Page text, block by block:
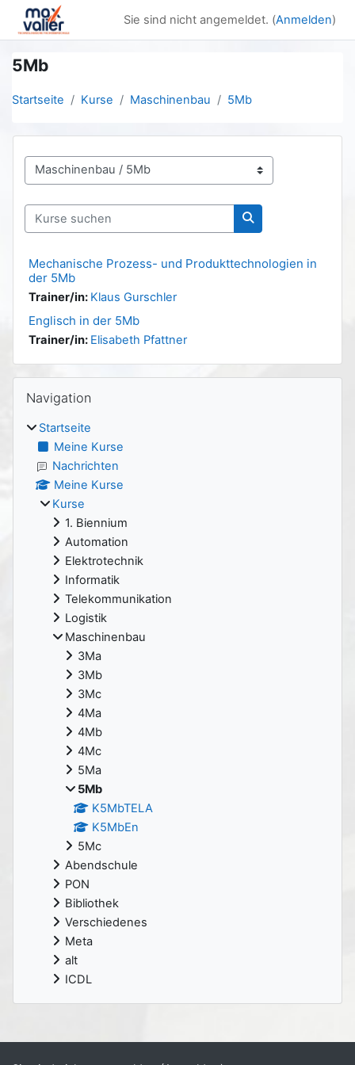
Zum Hauptinhalt
Sie sind nicht angemeldet. (Anmelden)
5Mb
Startseite Kurse Maschinenbau 5Mb
Kursbereiche
Kurse suchen
Kurse suchen
Mechanische Prozess- und Produkttechnologien in
der 5Mb
Trainer/in: Klaus Gurschler
Englisch in der 5Mb
Trainer/in: Elisabeth Pfattner
Blöcke
Navigation
Startseite
Meine Kurse
Nachrichten
Meine Kurse
Kurse
1. Biennium
Automation
Elektrotechnik
Informatik
Telekommunikation
Logistik
Maschinenbau
3Ma
3Mb
3Mc
4Ma
4Mb
4Mc
5Ma
5Mb
K5MbTELA
K5MbEn
5Mc
Abendschule
PON
Bibliothek
Verschiedenes
Meta
alt
ICDL
Ergänzungsblöcke